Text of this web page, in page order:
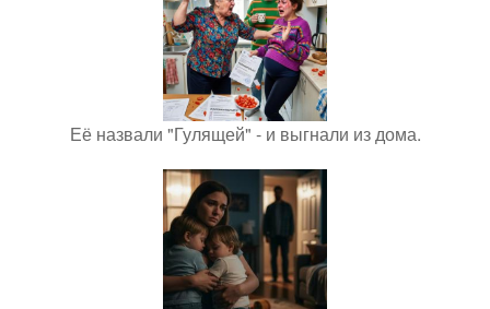
Её назвали "Гулящей" - и выгнали из дома.